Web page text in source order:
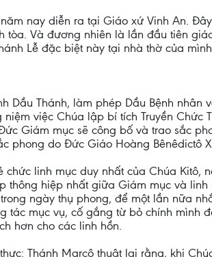
nay diễn ra tại Giáo xứ Vinh An.
tòa. Và đương nhiên là lần đầu tiên
Lễ đặc biệt này tại nhà thờ của
Dầu Thánh, làm phép Dầu Bệnh
việc Chúa lập bí tích Truyền
Giám mục sẽ công bố và trao sắc
do Đức Giáo Hoàng Bênêdictô
linh mục duy nhất của Chúa Kitô,
thông hiệp nhất giữa Giám mục và
ngày thụ phong, để một lần nữa
tác mục vụ, cố gắng từ bỏ chính mình
hơn cho các linh hồn.
Thánh Marcô thuật lại rằng, khi